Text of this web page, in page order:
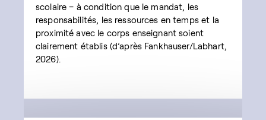
scolaire – à condition que le mandat, les
responsabilités, les ressources en temps et la
proximité avec le corps enseignant soient
clairement établis (d’après Fankhauser/Labhart,
2026).